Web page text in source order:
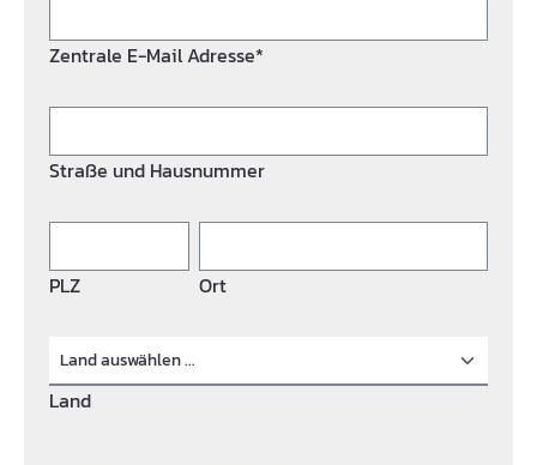
Zentrale E-Mail Adresse*
Straße und Hausnummer
PLZ Ort
Land